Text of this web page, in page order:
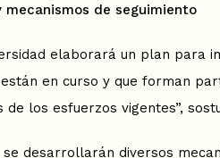
mecanismos de seguimiento
elaborará un plan para
están en curso y que forman
de los esfuerzos vigentes”,
desarrollarán diversos